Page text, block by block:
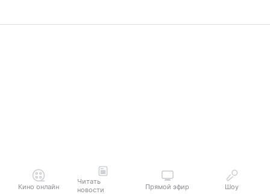
Кино онлайн
Читать
новости
Прямой эфир Шоу